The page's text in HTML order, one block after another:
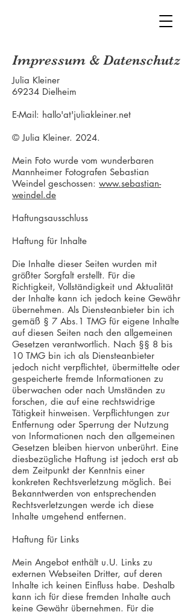
Impressum & Datenschutz
Julia Kleiner
69234 Dielheim
E-Mail: hallo'at'juliakleiner.net
© Julia Kleiner. 2024.
Mein Foto wurde vom wunderbaren
Mannheimer Fotografen Sebastian
Weindel geschossen: www.sebastian-
weindel.de
Haftungsausschluss
Haftung für Inhalte
Die Inhalte dieser Seiten wurden mit
größter Sorgfalt erstellt. Für die
Richtigkeit, Vollständigkeit und Aktualität
der Inhalte kann ich jedoch keine Gewähr
übernehmen. Als Diensteanbieter bin ich
gemäß § 7 Abs.1 TMG für eigene Inhalte
auf diesen Seiten nach den allgemeinen
Gesetzen verantwortlich. Nach §§ 8 bis
10 TMG bin ich als Diensteanbieter
jedoch nicht verpflichtet, übermittelte oder
gespeicherte fremde Informationen zu
überwachen oder nach Umständen zu
forschen, die auf eine rechtswidrige
Tätigkeit hinweisen. Verpflichtungen zur
Entfernung oder Sperrung der Nutzung
von Informationen nach den allgemeinen
Gesetzen bleiben hiervon unberührt. Eine
diesbezügliche Haftung ist jedoch erst ab
dem Zeitpunkt der Kenntnis einer
konkreten Rechtsverletzung möglich. Bei
Bekanntwerden von entsprechenden
Rechtsverletzungen werde ich diese
Inhalte umgehend entfernen.
Haftung für Links
Mein Angebot enthält u.U. Links zu
externen Webseiten Dritter, auf deren
Inhalte ich keinen Einfluss habe. Deshalb
kann ich für diese fremden Inhalte auch
keine Gewähr übernehmen. Für die